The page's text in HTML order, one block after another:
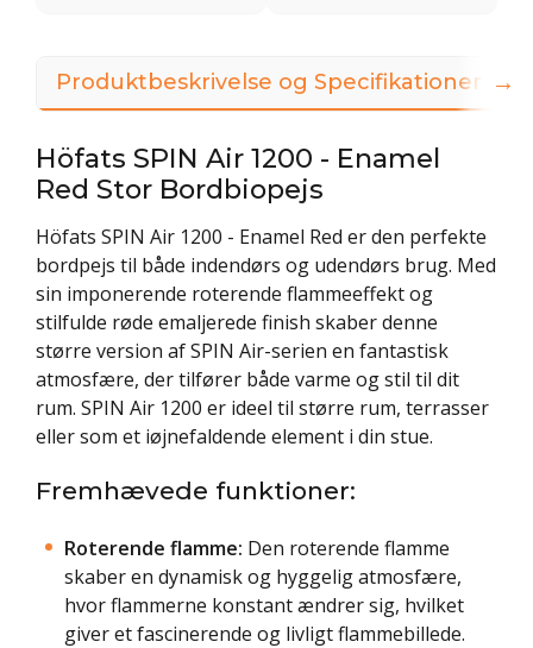
Produktbeskrivelse og Specifikationer
Höfats SPIN Air 1200 - Enamel
Red Stor Bordbiopejs
Höfats SPIN Air 1200 - Enamel Red er den perfekte
bordpejs til både indendørs og udendørs brug. Med
sin imponerende roterende flammeeffekt og
stilfulde røde emaljerede finish skaber denne
større version af SPIN Air-serien en fantastisk
atmosfære, der tilfører både varme og stil til dit
rum. SPIN Air 1200 er ideel til større rum, terrasser
eller som et iøjnefaldende element i din stue.
Fremhævede funktioner:
Roterende flamme: Den roterende flamme
skaber en dynamisk og hyggelig atmosfære,
hvor flammerne konstant ændrer sig, hvilket
giver et fascinerende og livligt flammebillede.
→